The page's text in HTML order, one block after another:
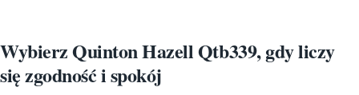
Wybierz Quinton Hazell Qtb339, gdy liczy
się zgodność i spokój